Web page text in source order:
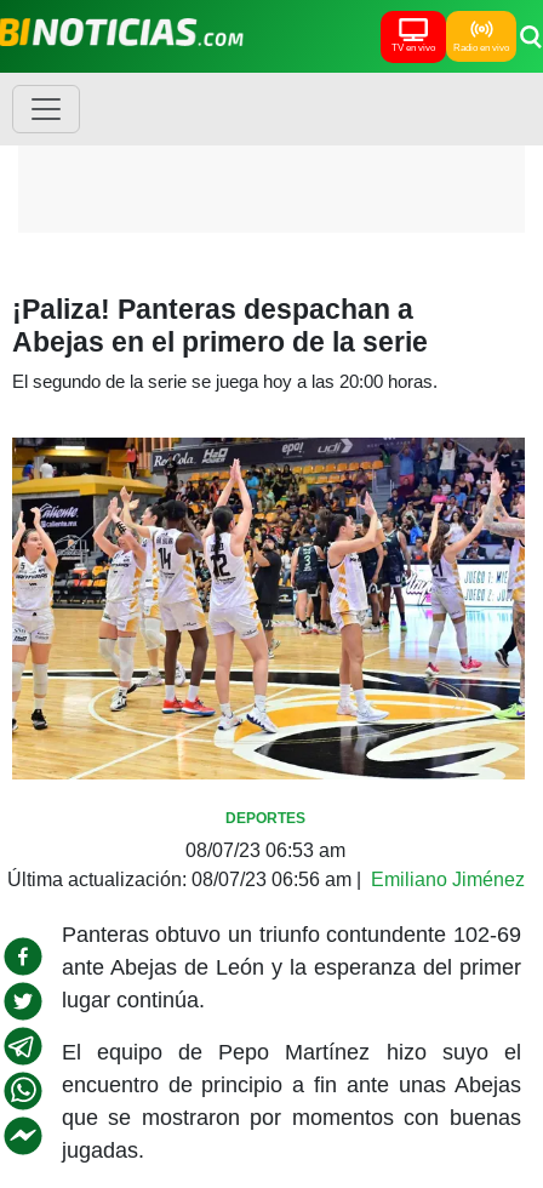
TV en vivo Radio en vivo
¡Paliza! Panteras despachan a
Abejas en el primero de la serie
El segundo de la serie se juega hoy a las 20:00 horas.
DEPORTES
08/07/23 06:53 am
Última actualización: 08/07/23 06:56 am| Emiliano Jiménez
Panteras obtuvo un triunfo contundente 102-69
ante Abejas de León y la esperanza del primer
lugar continúa.
El equipo de Pepo Martínez hizo suyo el
encuentro de principio a fin ante unas Abejas
que se mostraron por momentos con buenas
jugadas.